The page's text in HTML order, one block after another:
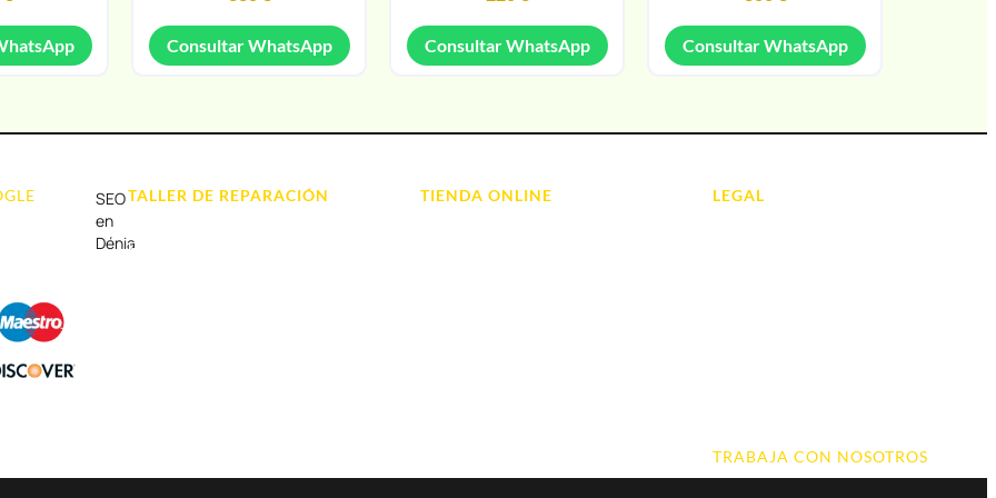
Consultar WhatsApp Consultar WhatsApp Consultar WhatsApp
SEO
en
Dénia
TALLER DE REPARACIÓN
Reparación de Tablets
TIENDA ONLINE LEGAL
TRABAJA CON NOSOTROS